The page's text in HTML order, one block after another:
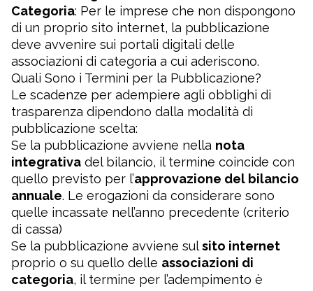
Categoria: Per le imprese che non dispongono
di un proprio sito internet, la pubblicazione
deve avvenire sui portali digitali delle
associazioni di categoria a cui aderiscono.
Quali Sono i Termini per la Pubblicazione?
Le scadenze per adempiere agli obblighi di
trasparenza dipendono dalla modalità di
pubblicazione scelta:
Se la pubblicazione avviene nella nota
integrativa del bilancio, il termine coincide con
quello previsto per l’approvazione del bilancio
annuale. Le erogazioni da considerare sono
quelle incassate nell’anno precedente (criterio
di cassa)
Se la pubblicazione avviene sulsito internet
proprio o su quello delle associazioni di
categoria, il termine per l’adempimento è